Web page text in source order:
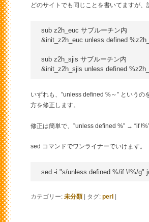
どのサイトでも同じことを書いてますが、
sub z2h_euc サブルーチン内
&init_z2h_euc unless defined
sub z2h_sjis サブルーチン内
いずれも、”unless defined %～” という
方を修正します。
修正は簡単で、”unless defined %” → “if
sed コマンドでワンライナーでいけます。
カテゴリー: 未分類 タグ: perl